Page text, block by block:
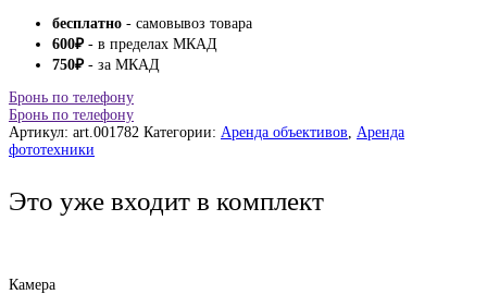
бесплатно - самовывоз товара
600₽- в пределах МКАД
750₽- за МКАД
Бронь по телефону
Бронь по телефону
Артикул: art.001782 Категории: Аренда объективов, Аренда
фототехники
Это уже входит в комплект
Камера